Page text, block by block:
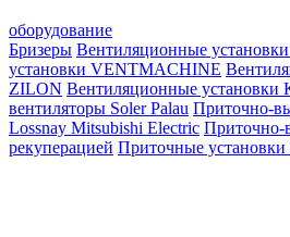
оборудование
Бризеры Вентиляционные
установки VENTMACHINE
ZILON Вентиляционные
вентиляторы Soler Palau Приточно-
Lossnay Mitsubishi Electric Приточно-
рекуперацией Приточные установки